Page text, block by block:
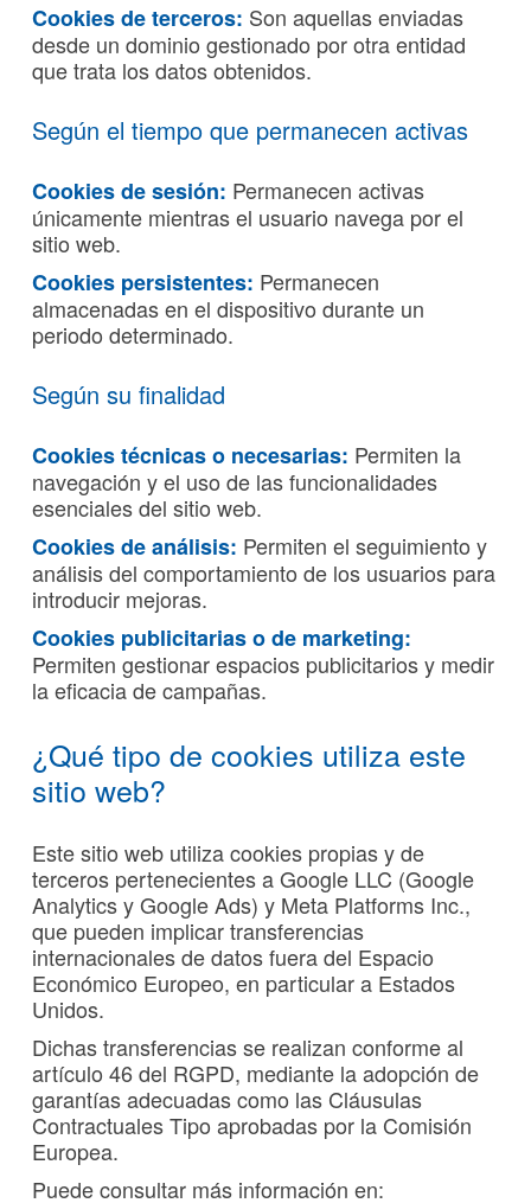
Cookies de terceros: Son aquellas enviadas
desde un dominio gestionado por otra entidad
que trata los datos obtenidos.
Según el tiempo que permanecen activas
Cookies de sesión: Permanecen activas
únicamente mientras el usuario navega por el
sitio web.
Cookies persistentes: Permanecen
almacenadas en el dispositivo durante un
periodo determinado.
Según su finalidad
Cookies técnicas o necesarias: Permiten la
navegación y el uso de las funcionalidades
esenciales del sitio web.
Cookies de análisis: Permiten el seguimiento y
análisis del comportamiento de los usuarios para
introducir mejoras.
Cookies publicitarias o de marketing:
Permiten gestionar espacios publicitarios y medir
la eficacia de campañas.
¿Qué tipo de cookies utiliza este
sitio web?
Este sitio web utiliza cookies propias y de
terceros pertenecientes a Google LLC (Google
Analytics y Google Ads) y Meta Platforms Inc.,
que pueden implicar transferencias
internacionales de datos fuera del Espacio
Económico Europeo, en particular a Estados
Unidos.
Dichas transferencias se realizan conforme al
artículo 46 del RGPD, mediante la adopción de
garantías adecuadas como las Cláusulas
Contractuales Tipo aprobadas por la Comisión
Europea.
Puede consultar más información en: